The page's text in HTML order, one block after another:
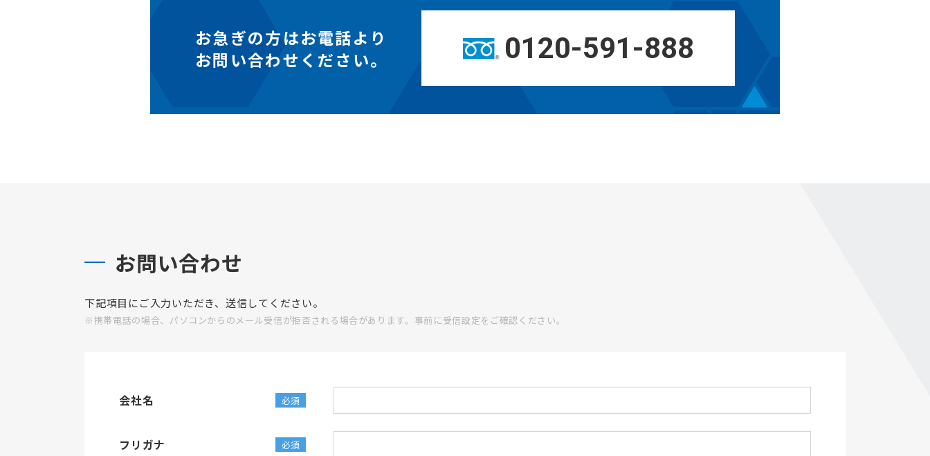
お急ぎの⽅はお電話より
お問い合わせください。
0120-591-888
お問い合わせ
下記項⽬にご⼊⼒いただき、送信してください。
※携帯電話の場合、パソコンからのメール受信が拒否される場合があります。事前に受信設定をご確認ください。
会社名
フリガナ